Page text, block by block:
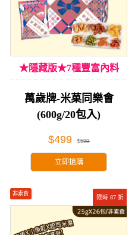
★隱藏版★7種豐富內料
萬歲牌-米菓同樂會
(600g/20包入)
$499 $599
立即搶購
限時 87 折
非素食